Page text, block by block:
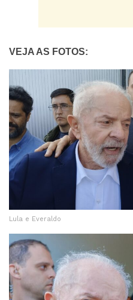
VEJA AS FOTOS:
Lula e Everaldo